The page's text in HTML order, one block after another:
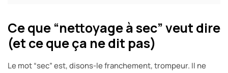
Ce que “nettoyage à sec” veut dire
(et ce que ça ne dit pas)
Le mot “sec” est, disons-le franchement, trompeur. Il ne